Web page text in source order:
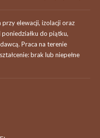
elewacji, izolacji oraz
do piątku,
Praca na terenie
brak lub niepełne